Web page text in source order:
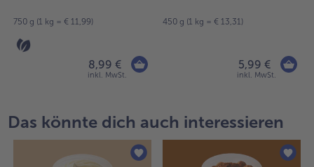
750 g (1 kg = € 11,99)
8,99 €
inkl. MwSt.
450 g (1 kg = € 13,31)
5,99 €
inkl. MwSt.
Das könnte dich auch interessieren